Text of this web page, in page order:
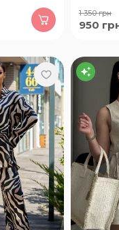
1 350грн
950